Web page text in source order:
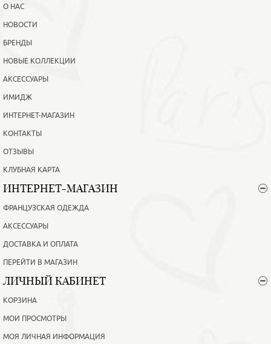
О НАС
НОВОСТИ
БРЕНДЫ
НОВЫЕ КОЛЛЕКЦИИ
АКСЕССУАРЫ
ИМИДЖ
ИНТЕРНЕТ-МАГАЗИН
КОНТАКТЫ
ОТЗЫВЫ
КЛУБНАЯ КАРТА
ИНТЕРНЕТ-МАГАЗИН
ФРАНЦУЗСКАЯ ОДЕЖДА
АКСЕССУАРЫ
ДОСТАВКА И ОПЛАТА
ПЕРЕЙТИ В МАГАЗИН
ЛИЧНЫЙ КАБИНЕТ
КОРЗИНА
МОИ ПРОСМОТРЫ
МОЯ ЛИЧНАЯ ИНФОРМАЦИЯ